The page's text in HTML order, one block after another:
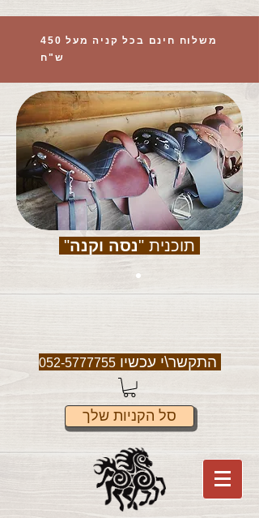
משלוח חינם בכל קניה מעל 450
ש"ח
תוכנית "נסה וקנה"
התקשר\י עכשיו052-5777755
סל הקניות שלך